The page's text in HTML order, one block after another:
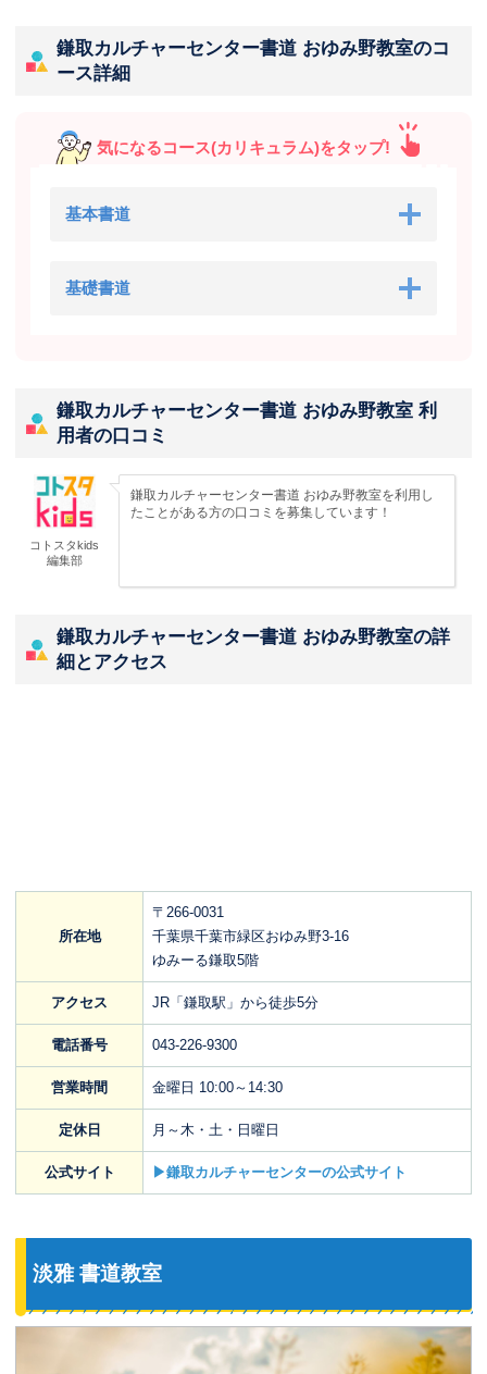
鎌取カルチャーセンター書道 おゆみ野教室のコ
ース詳細
気になるコース(カリキュラム)をタップ!
基本書道
基礎書道
鎌取カルチャーセンター書道 おゆみ野教室 利
用者の口コミ
コトスタkids
編集部
鎌取カルチャーセンター書道 おゆみ野教室を利用し
たことがある方の口コミを募集しています！
鎌取カルチャーセンター書道 おゆみ野教室の詳
細とアクセス
所在地
〒266-0031
千葉県千葉市緑区おゆみ野3-16
ゆみーる鎌取5階
アクセス JR「鎌取駅」から徒歩5分
電話番号 043-226-9300
営業時間 金曜日 10:00～14:30
定休日 月～木・土・日曜日
公式サイト ▶鎌取カルチャーセンターの公式サイト
淡雅 書道教室